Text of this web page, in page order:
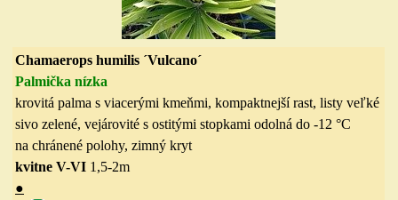
Chamaerops humilis ´Vulcano´
Palmička nízka
krovitá palma s viacerými kmeňmi, kompaktnejší rast, listy veľké
sivo zelené, vejárovité s ostitými stopkami odolná do -12 °C
na chránené polohy, zimný kryt
kvitne V-VI 1,5-2m
●